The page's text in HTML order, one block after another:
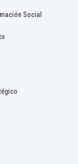
Social